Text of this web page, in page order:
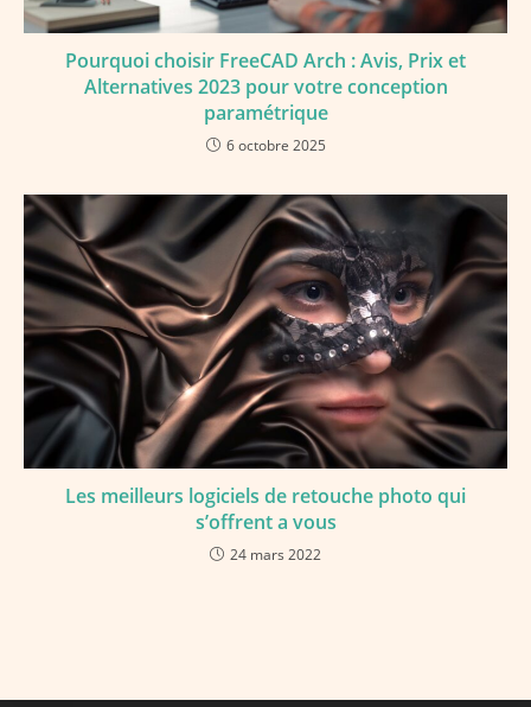
Pourquoi choisir FreeCAD Arch : Avis, Prix et
Alternatives 2023 pour votre conception
paramétrique
6 octobre 2025
Les meilleurs logiciels de retouche photo qui
s’offrent a vous
24 mars 2022